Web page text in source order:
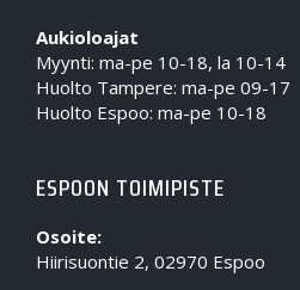
Aukioloajat
Myynti: ma-pe 10-18, la 10-14
Huolto Tampere: ma-pe 09-17
Huolto Espoo: ma-pe 10-18
ESPOON TOIMIPISTE
Osoite:
Hiirisuontie 2, 02970 Espoo